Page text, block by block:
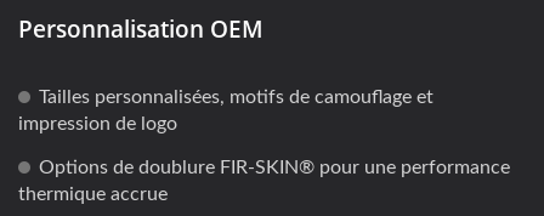
Personnalisation OEM
Tailles personnalisées, motifs de camouflage et
impression de logo
Options de doublure FIR-SKIN® pour une performance
thermique accrue